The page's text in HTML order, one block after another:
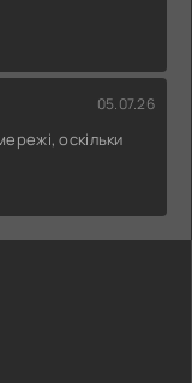
05.07.26
оскільки